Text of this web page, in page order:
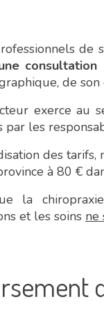
de son
exerce au
les
des
à 80 €
la
et les soins ne